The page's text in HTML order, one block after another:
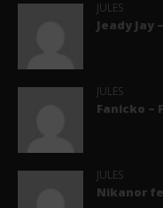
JULES
Jeady Jay
JULES
Fanicko –
JULES
Nikanor